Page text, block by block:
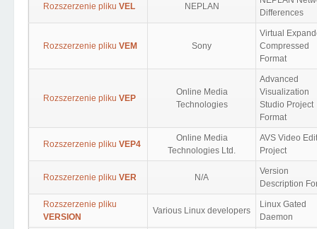
Rozszerzenie pliku VEL NEPLAN
Differences
Rozszerzenie pliku VEM Sony
Virtual
Compressed
Format
Rozszerzenie pliku VEP
Online Media
Technologies
Advanced
Visualization
Studio Project
Format
Rozszerzenie pliku VEP4
Online Media
Technologies Ltd.
AVS Video
Project
Rozszerzenie pliku VER N/A
Version
Description
Rozszerzenie pliku
VERSION
Various Linux developers
Linux Gated
Daemon